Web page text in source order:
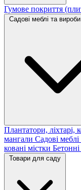
Гумове покриття
Садові меблі та вироби
Плантатори, ліхтарі,
мангали Садові меблі
ковані містки
Товари для саду